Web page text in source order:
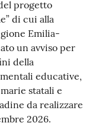
progetto
di cui alla
Emilia-
un avviso per
della
educative,
statali e
da realizzare
2026.